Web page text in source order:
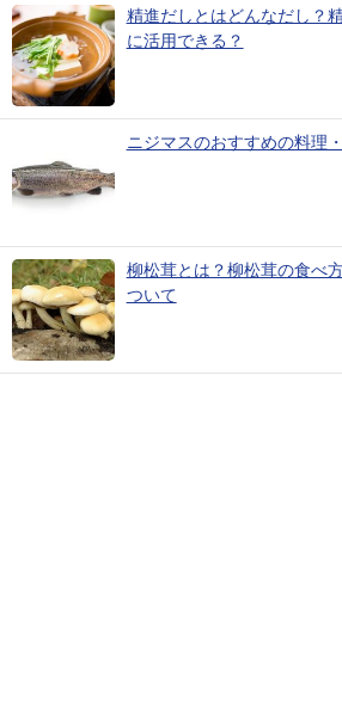
精進だしとはどんなだし？
に活用できる？
ニジマスのおすすめの料理
柳松茸とは？柳松茸の食べ
ついて